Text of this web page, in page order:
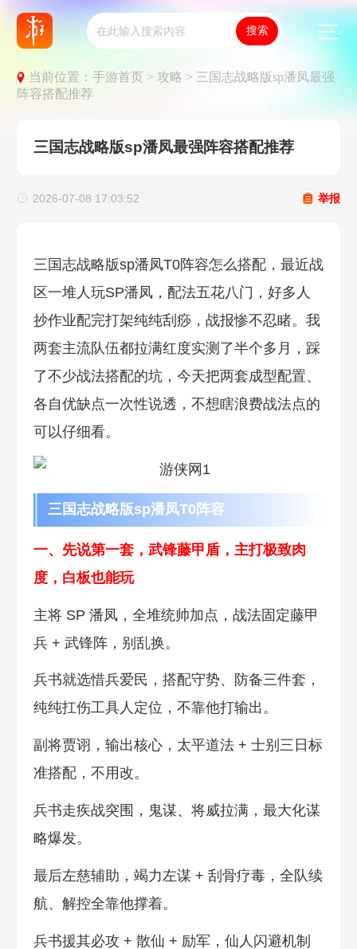
当前位置：手游首页 >攻略 > 三国志战略版sp潘凤最强
阵容搭配推荐
三国志战略版sp潘凤最强阵容搭配推荐
2026-07-08 17:03:52 举报
三国志战略版sp潘凤T0阵容怎么搭配，最近战
区一堆人玩SP潘凤，配法五花八门，好多人
抄作业配完打架纯纯刮痧，战报惨不忍睹。我
两套主流队伍都拉满红度实测了半个多月，踩
了不少战法搭配的坑，今天把两套成型配置、
各自优缺点一次性说透，不想瞎浪费战法点的
可以仔细看。
三国志战略版sp潘凤T0阵容
一、先说第一套，武锋藤甲盾，主打极致肉
度，白板也能玩
主将 SP 潘凤，全堆统帅加点，战法固定藤甲
兵 + 武锋阵，别乱换。
兵书就选惜兵爱民，搭配守势、防备三件套，
纯纯扛伤工具人定位，不靠他打输出。
副将贾诩，输出核心，太平道法 + 士别三日标
准搭配，不用改。
兵书走疾战突围，鬼谋、将威拉满，最大化谋
略爆发。
最后左慈辅助，竭力左谋 + 刮骨疗毒，全队续
航、解控全靠他撑着。
兵书援其必攻 + 散仙 + 励军，仙人闪避机制